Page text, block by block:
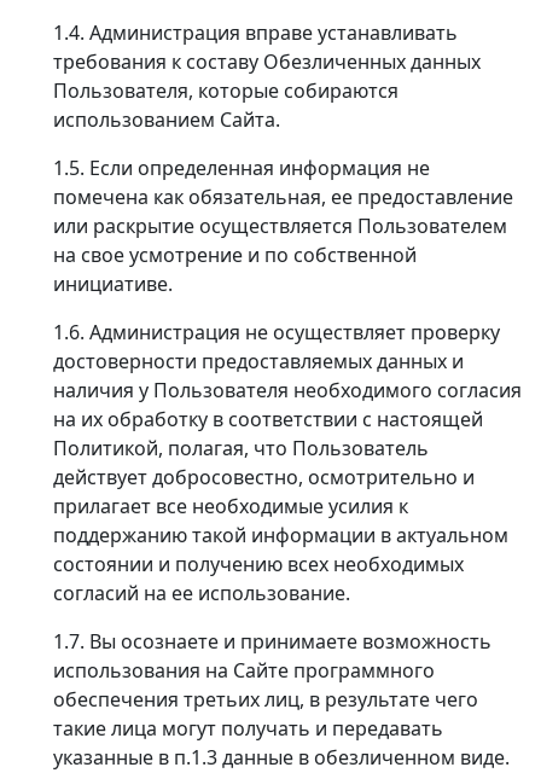
1.4. Администрация вправе устанавливать
требования к составу Обезличенных данных
Пользователя, которые собираются
использованием Сайта.
1.5. Если определенная информация не
помечена как обязательная, ее предоставление
или раскрытие осуществляется Пользователем
на свое усмотрение и по собственной
инициативе.
1.6. Администрация не осуществляет проверку
достоверности предоставляемых данных и
наличия у Пользователя необходимого согласия
на их обработку в соответствии с настоящей
Политикой, полагая, что Пользователь
действует добросовестно, осмотрительно и
прилагает все необходимые усилия к
поддержанию такой информации в актуальном
состоянии и получению всех необходимых
согласий на ее использование.
1.7. Вы осознаете и принимаете возможность
использования на Сайте программного
обеспечения третьих лиц, в результате чего
такие лица могут получать и передавать
указанные в п.1.3 данные в обезличенном виде.